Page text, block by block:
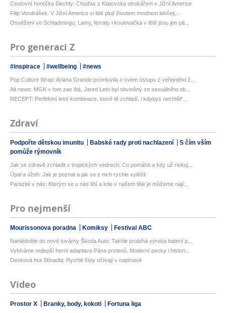
Cestovní horečka šlechty: Chuďas z Klatovska otrokářem v Jižní Americe
Filip Vondrášek: V Jižní Americe si lidé plují životem mnohem lehčeji,...
Osvěžení ve Schladmingu: Lamy, ferraty i koulovačka v létě jsou jen pá...
Pro generaci Z
#inspirace #wellbeing #news
Pop Culture Wrap: Ariana Grande promluvila o svém ústupu z veřejného ž...
Alt news: MGK v tom zas lítá, Jared Leto byl obviněný ze sexuálního ob...
RECEPT: Perfektní letní kombinace, které tě zchladí, i kdybys nechtěl*...
Zdraví
Podpořte dětskou imunitu Babské rady proti nachlazení
S čím vším
pomůže rýmovník
Jak se zdravě zchladit v tropických vedrech: Co pomáhá a kdy už riskuj...
Úpal a úžeh: Jak je poznat a jak se z nich rychle vyléčit
Parazité v nás: Kterým se u nás líbí a kde v našem těle je můžeme nají...
Pro nejmenší
Mourissonova poradna Komiksy Festival ABC
Nahlédněte do nové továrny Škoda Auto: Takhle probíhá výroba baterií p...
Vybíráme nejlepší herní adaptace Pána prstenů. Moderní pecky i histori...
Desková hra Stínadla: Rychlé šípy ožívají v napínavé
Video
Prostor X Branky, body, kokoti Fortuna liga